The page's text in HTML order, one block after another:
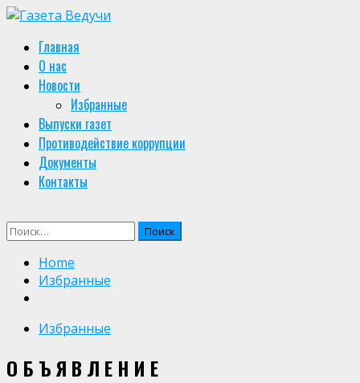
Skip
content
Primary
Menu
Главная
О нас
Новости
Избранные
Выпуски газет
Противодействие коррупции
Документы
Контакты
Найти:
Home
Избранные
Избранные
О Б Ъ Я В Л Е Н И Е